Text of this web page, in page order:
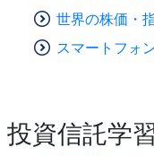
世界の株価・
スマートフォ
投資信託学